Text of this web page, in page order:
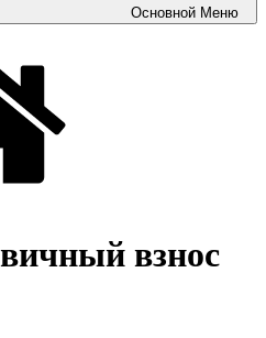
Основной Меню
взнос